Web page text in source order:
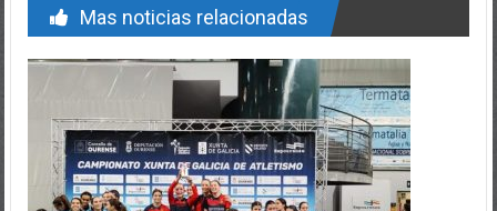
Mas noticias relacionadas